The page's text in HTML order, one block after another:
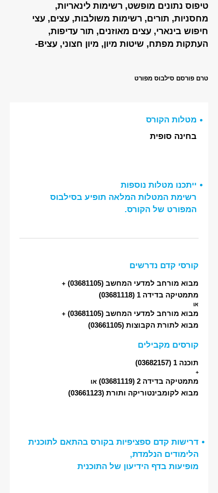
טיפוס נתונים מופשט, רשימות לינאריות,
מחסניות, תורים, רשימות משולבות, עצים, עצי
חיפוש בינארי, עצים מאוזנים, תור עדיפות,
העתקות מפתח, שיטות מיון, מיון חצוני, עציB-
טרם פורסם סילבוס מפורט
מטלות הקורס
בחינה סופית
ייתכנו מטלות נוספות
רשימת המטלות המלאה תופיע בסילבוס
המפורט של הקורס.
קורסי קדם נדרשים
מבוא מורחב למדעי המחשב (03681105)
+
מתמטיקה בדידה 1 (03681118)
או
מבוא מורחב למדעי המחשב (03681105)
+
מבוא לתורת הקבוצות (03661105)
קורסים מקבילים
תוכנה 1 (03682157)
+
מתמטיקה בדידה 2 (03681119) או
מבוא לקומבינטוריקה ותורת (03661123)
דרישות קדם ספציפיות בקורס בהתאם לתוכנית
הלימודים הנלמדת,
מופיעות בדף הידיעון של התוכנית